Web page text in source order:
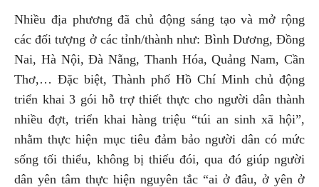
Nhiều địa phương đã chủ động sáng tạo và mở rộng
các đối tượng ở các tỉnh/thành như: Bình Dương, Đồng
Nai, Hà Nội, Đà Nẵng, Thanh Hóa, Quảng Nam, Cần
Thơ,… Đặc biệt, Thành phố Hồ Chí Minh chủ động
triển khai 3 gói hỗ trợ thiết thực cho người dân thành
nhiều đợt, triển khai hàng triệu “túi an sinh xã hội”,
nhằm thực hiện mục tiêu đảm bảo người dân có mức
sống tối thiểu, không bị thiếu đói, qua đó giúp người
dân yên tâm thực hiện nguyên tắc “ai ở đâu, ở yên ở